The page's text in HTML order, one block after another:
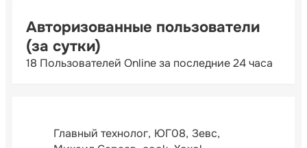
Авторизованные пользователи
(за сутки)
18 Пользователей Online за последние 24 часа
Главный технолог ЮГ08 Зевс